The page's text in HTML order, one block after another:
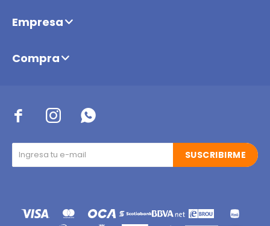
  
SUSCRIBIRME
Empresa
Compra